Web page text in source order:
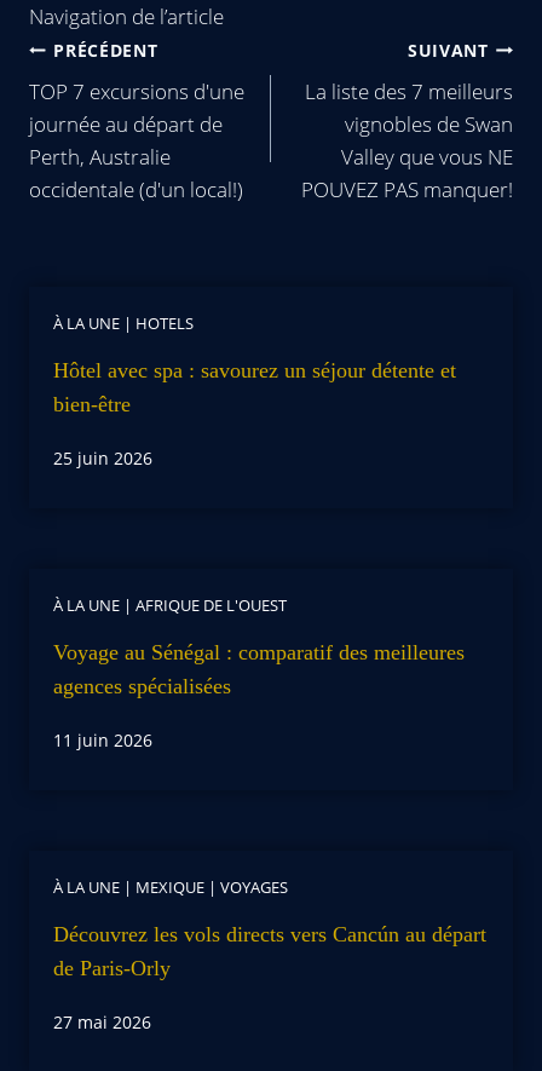
Navigation de l’article
PRÉCÉDENT
TOP 7 excursions d'une
journée au départ de
Perth, Australie
occidentale (d'un local!)
SUIVANT
La liste des 7 meilleurs
vignobles de Swan
Valley que vous NE
POUVEZ PAS manquer!
À LA UNE | HOTELS
Hôtel avec spa : savourez un séjour détente et
bien-être
25 juin 2026
À LA UNE | AFRIQUE DE L'OUEST
Voyage au Sénégal : comparatif des meilleures
agences spécialisées
11 juin 2026
À LA UNE | MEXIQUE | VOYAGES
Découvrez les vols directs vers Cancún au départ
de Paris-Orly
27 mai 2026